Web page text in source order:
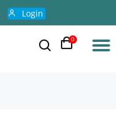
Login
0